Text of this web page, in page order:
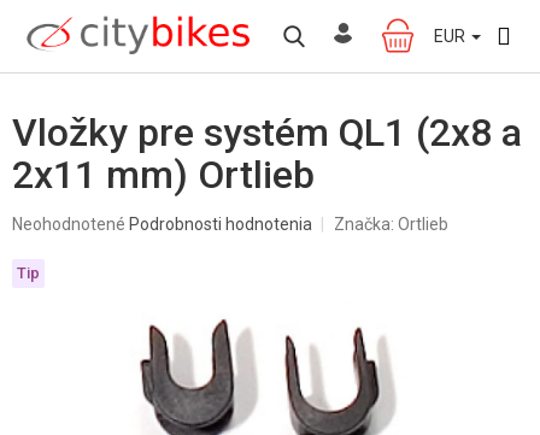
obsah
NÁKUPNÝ
KOŠÍK
EUR
Vložky pre systém QL1 (2x8 a
2x11 mm) Ortlieb
Priemerné
produktu
je
Neohodnotené Podrobnosti hodnotenia Značka: Ortlieb
Tip